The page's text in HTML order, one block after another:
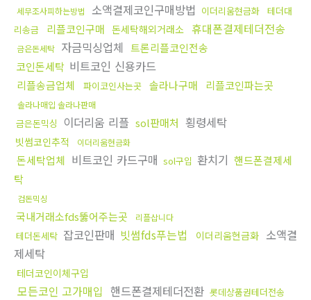
세무조사피하는방법 소액결제코인구매방법 이더리움현금화 테더대
리송금
리플코인구매 돈세탁해외거래소 휴대폰결제테더전송
금은돈세탁 자금믹싱업체 트론리플코인전송
코인돈세탁 비트코인 신용카드
리플송금업체 파이코인사는곳 솔라나구매 리플코인파는곳
솔라나매입 솔라나판매
금은돈믹싱 이더리움 리플 sol판매처 횡령세탁
빗썸코인추적 이더리움현금화
돈세탁업체 비트코인 카드구매 sol구입 환치기 핸드폰결제세
탁
검돈믹싱
국내거래소fds뚫어주는곳 리플삽니다
테더돈세탁 잡코인판매 빗썸fds푸는법 이더리움현금화 소액결
제세탁
테더코인이체구입
모든코인 고가매입 핸드폰결제테더전환 롯데상품권테더전송